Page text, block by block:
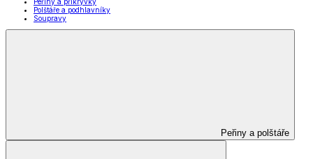
Polštáře a podhlavníky
Soupravy
Peřiny a polštáře